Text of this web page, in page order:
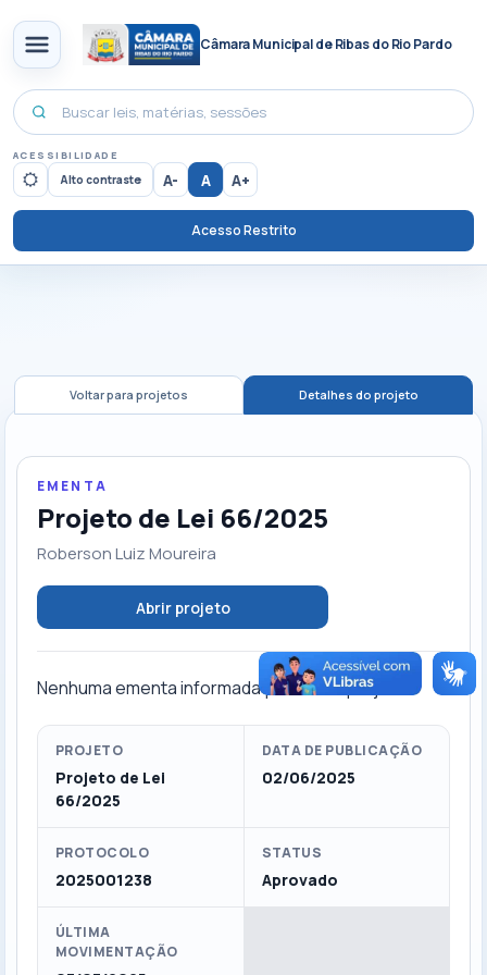
Câmara Municipal de Ribas do Rio Pardo
ACESSIBILIDADE
Alto contraste A- A A+
Acesso Restrito
Voltar para projetos Detalhes do projeto
EMENTA
Projeto de Lei 66/2025
Roberson Luiz Moureira
Abrir projeto
Nenhuma ementa informada para este projeto.
PROJETO
Projeto de Lei
66/2025
DATA DE PUBLICAÇÃO
02/06/2025
PROTOCOLO
2025001238
STATUS
Aprovado
ÚLTIMA
MOVIMENTAÇÃO